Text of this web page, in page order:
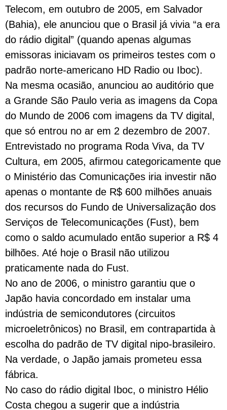
Telecom, em outubro de 2005, em Salvador
(Bahia), ele anunciou que o Brasil já vivia “a era
do rádio digital” (quando apenas algumas
emissoras iniciavam os primeiros testes com o
padrão norte-americano HD Radio ou Iboc).
Na mesma ocasião, anunciou ao auditório que
a Grande São Paulo veria as imagens da Copa
do Mundo de 2006 com imagens da TV digital,
que só entrou no ar em 2 dezembro de 2007.
Entrevistado no programa Roda Viva, da TV
Cultura, em 2005, afirmou categoricamente que
o Ministério das Comunicações iria investir não
apenas o montante de R$ 600 milhões anuais
dos recursos do Fundo de Universalização dos
Serviços de Telecomunicações (Fust), bem
como o saldo acumulado então superior a R$ 4
bilhões. Até hoje o Brasil não utilizou
praticamente nada do Fust.
No ano de 2006, o ministro garantiu que o
Japão havia concordado em instalar uma
indústria de semicondutores (circuitos
microeletrônicos) no Brasil, em contrapartida à
escolha do padrão de TV digital nipo-brasileiro.
Na verdade, o Japão jamais prometeu essa
fábrica.
No caso do rádio digital Iboc, o ministro Hélio
Costa chegou a sugerir que a indústria